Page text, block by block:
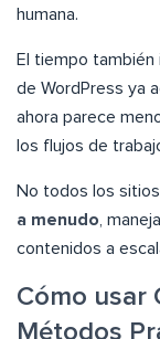
humana.
El tiempo también
de WordPress ya
ahora parece
los flujos de
No todos los
a menudo,
contenidos a
Cómo usar
Métodos